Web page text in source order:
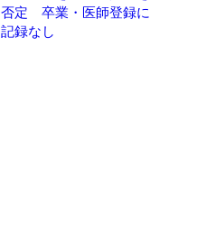
否定 卒業・医師登録に
記録なし